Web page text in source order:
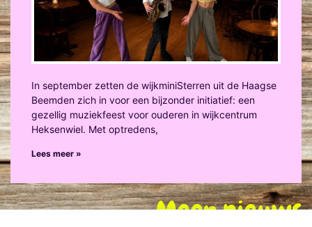
In september zetten de wijkminiSterren uit de Haagse
Beemden zich in voor een bijzonder initiatief: een
gezellig muziekfeest voor ouderen in wijkcentrum
Heksenwiel. Met optredens,
Lees meer »
Meer nieuws